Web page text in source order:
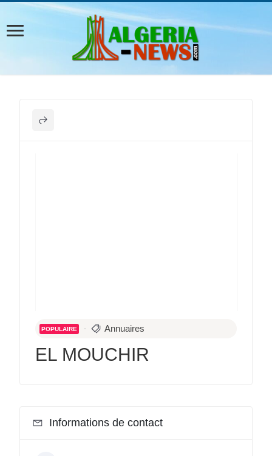
POPULAIRE Annuaires
EL MOUCHIR
Informations de contact